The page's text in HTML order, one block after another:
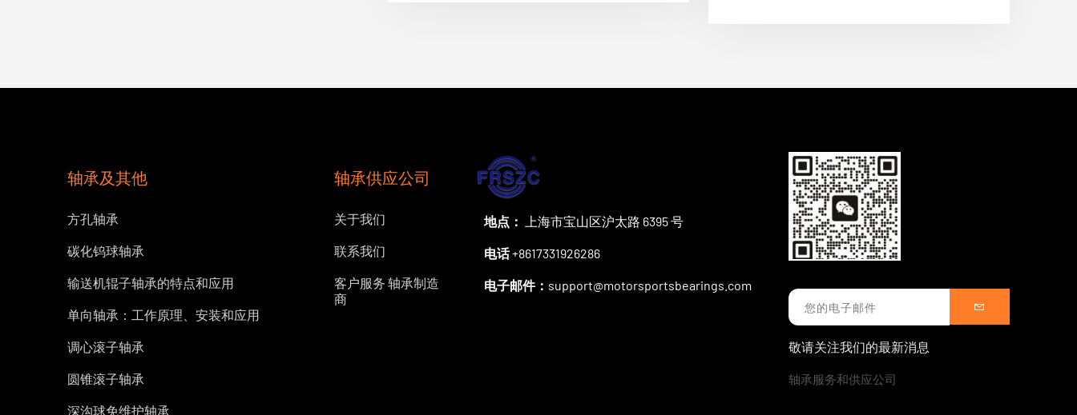
轴承及其他
方孔轴承
碳化钨球轴承
输送机辊子轴承的特点和应用
单向轴承：工作原理、安装和应用
调心滚子轴承
圆锥滚子轴承
深沟球免维护轴承
轴承供应公司
关于我们
联系我们
客户服务 轴承制造
商
地点： 上海市宝山区沪太路 6395 号
电话+8617331926286
电子邮件： support@motorsportsbearings.com
敬请关注我们的最新消息
轴承服务和供应公司